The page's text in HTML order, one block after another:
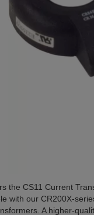
the CS11 Current
with our CR200X-
A higher-